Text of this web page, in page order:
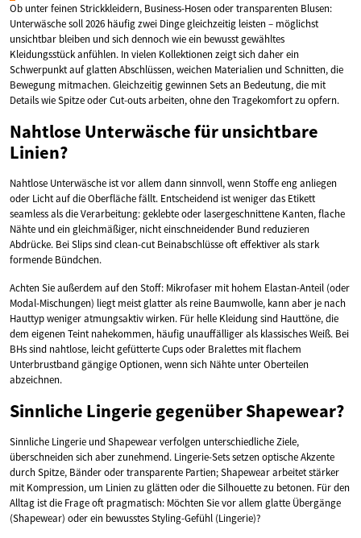
Ob unter feinen Strickkleidern, Business-Hosen oder transparenten Blusen:
Unterwäsche soll 2026 häufig zwei Dinge gleichzeitig leisten – möglichst
unsichtbar bleiben und sich dennoch wie ein bewusst gewähltes
Kleidungsstück anfühlen. In vielen Kollektionen zeigt sich daher ein
Schwerpunkt auf glatten Abschlüssen, weichen Materialien und Schnitten, die
Bewegung mitmachen. Gleichzeitig gewinnen Sets an Bedeutung, die mit
Details wie Spitze oder Cut-outs arbeiten, ohne den Tragekomfort zu opfern.
Nahtlose Unterwäsche für unsichtbare
Linien?
Nahtlose Unterwäsche ist vor allem dann sinnvoll, wenn Stoffe eng anliegen
oder Licht auf die Oberfläche fällt. Entscheidend ist weniger das Etikett
seamless als die Verarbeitung: geklebte oder lasergeschnittene Kanten, flache
Nähte und ein gleichmäßiger, nicht einschneidender Bund reduzieren
Abdrücke. Bei Slips sind clean-cut Beinabschlüsse oft effektiver als stark
formende Bündchen.
Achten Sie außerdem auf den Stoff: Mikrofaser mit hohem Elastan-Anteil (oder
Modal-Mischungen) liegt meist glatter als reine Baumwolle, kann aber je nach
Hauttyp weniger atmungsaktiv wirken. Für helle Kleidung sind Hauttöne, die
dem eigenen Teint nahekommen, häufig unauffälliger als klassisches Weiß. Bei
BHs sind nahtlose, leicht gefütterte Cups oder Bralettes mit flachem
Unterbrustband gängige Optionen, wenn sich Nähte unter Oberteilen
abzeichnen.
Sinnliche Lingerie gegenüber Shapewear?
Sinnliche Lingerie und Shapewear verfolgen unterschiedliche Ziele,
überschneiden sich aber zunehmend. Lingerie-Sets setzen optische Akzente
durch Spitze, Bänder oder transparente Partien; Shapewear arbeitet stärker
mit Kompression, um Linien zu glätten oder die Silhouette zu betonen. Für den
Alltag ist die Frage oft pragmatisch: Möchten Sie vor allem glatte Übergänge
(Shapewear) oder ein bewusstes Styling-Gefühl (Lingerie)?